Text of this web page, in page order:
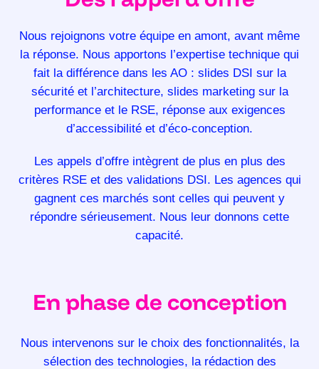
Nous rejoignons votre équipe en amont, avant même
la réponse. Nous apportons l’expertise technique qui
fait la différence dans les AO : slides DSI sur la
sécurité et l’architecture, slides marketing sur la
performance et le RSE, réponse aux exigences
d’accessibilité et d’éco-conception.
Les appels d’offre intègrent de plus en plus des
critères RSE et des validations DSI. Les agences qui
gagnent ces marchés sont celles qui peuvent y
répondre sérieusement. Nous leur donnons cette
capacité.
En phase de conception
Nous intervenons sur le choix des fonctionnalités, la
sélection des technologies, la rédaction des